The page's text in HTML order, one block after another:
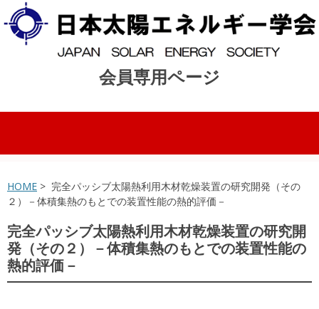
会員専用ページ
コンテンツへスキップ
HOME > 完全パッシブ太陽熱利用木材乾燥装置の研究開発（その
２）－体積集熱のもとでの装置性能の熱的評価－
完全パッシブ太陽熱利用木材乾燥装置の研究開
発（その２）－体積集熱のもとでの装置性能の
熱的評価－